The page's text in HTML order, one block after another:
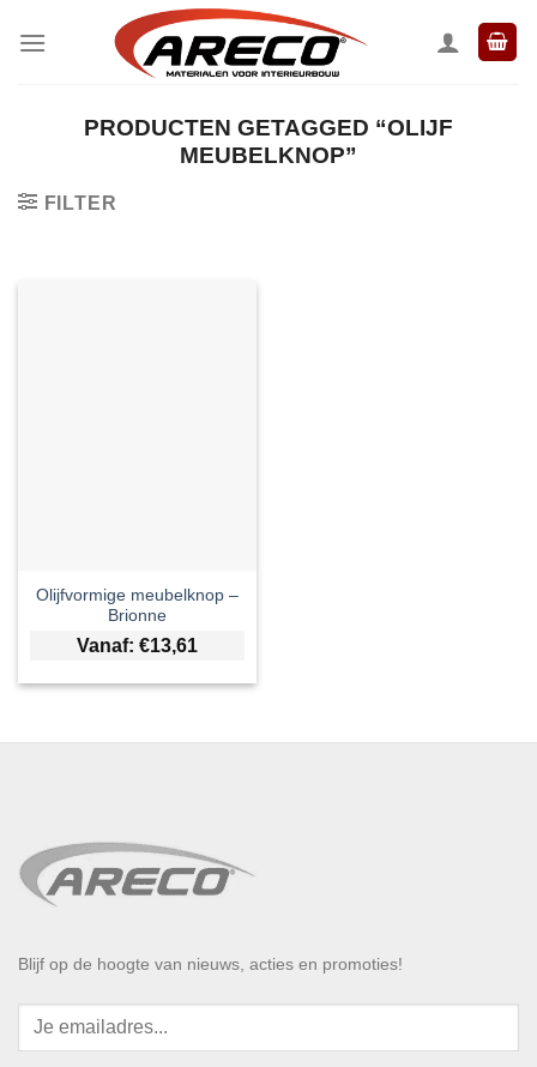
naar
PRODUCTEN GETAGGED “OLIJF
MEUBELKNOP”
FILTER
Olijfvormige meubelknop –
Brionne
Vanaf: €13,61
Blijf op de hoogte van nieuws, acties en promoties!